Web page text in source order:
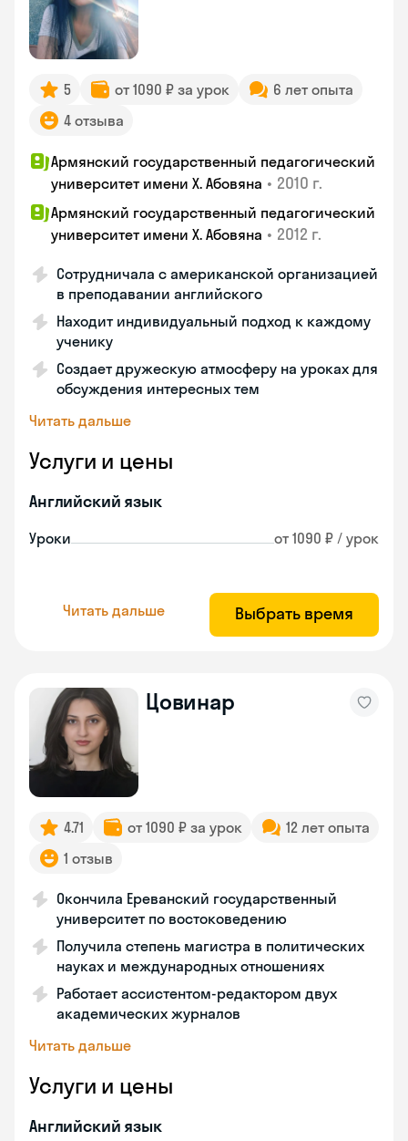
5 от 1090 ₽ за урок
6 лет опыта
4 отзыва
Армянский государственный педагогический
университет имени Х. Абовяна • 2010 г.
Армянский государственный педагогический
университет имени Х. Абовяна • 2012 г.
Сотрудничала с американской организацией
в преподавании английского
Находит индивидуальный подход к каждому
ученику
Создает дружескую атмосферу на уроках для
обсуждения интересных тем
Читать дальше
Услуги и цены
Английский язык
Уроки от 1090 ₽ / урок
Читать дальше Выбрать время
Цовинар
4.71 от 1090 ₽ за урок
12 лет опыта
1 отзыв
Окончила Ереванский государственный
университет по востоковедению
Получила степень магистра в политических
науках и международных отношениях
Работает ассистентом-редактором двух
академических журналов
Читать дальше
Услуги и цены
Английский язык